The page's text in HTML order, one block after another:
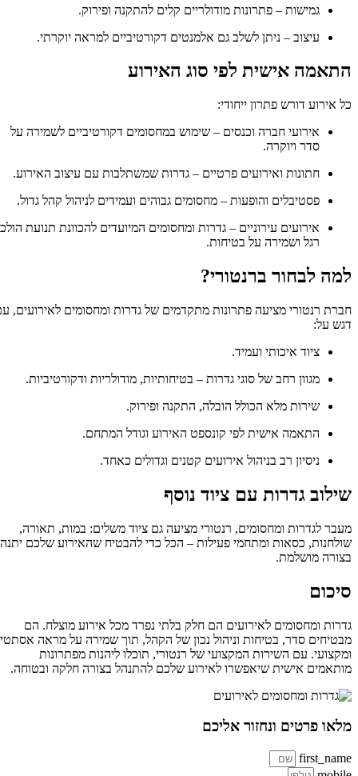
גמישות – פתרונות מודולריים קלים להתקנה ופירוק.
עיצוב – ניתן לשלב גם אלמנטים דקורטיביים למראה יוקרתי.
התאמה אישית לפי סוג האירוע
כל אירוע דורש פתרון ייחודי:
אירועי חברה וכנסים – שימוש במחסומים דקורטיביים לשמירה על
סדר ויוקרה.
חתונות ואירועים פרטיים – גדרות שמשתלבות עם עיצוב האירוע.
פסטיבלים והופעות – מחסומים גבוהים ועמידים לניהול קהל גדול.
אירועים עירוניים – גדרות ומחסומים המיועדים להכוונת תנועת הולכי
רגל ושמירה על בטיחות.
למה לבחור ברנטורי?
חברת רנטורי מציעה פתרונות מתקדמים של גדרות ומחסומים לאירועים, עם
דגש על:
ציוד איכותי ועמיד.
מגוון רחב של סוגי גדרות – בטיחותיות, מודולריות ודקורטיביות.
שירות מלא הכולל הובלה, התקנה ופירוק.
התאמה אישית לפי קונספט האירוע וגודל המתחם.
ניסיון רב בניהול אירועים קטנים וגדולים כאחד.
שילוב גדרות עם ציוד נוסף
מעבר לגדרות ומחסומים, רנטורי מציעה גם ציוד משלים: במות, תאורה,
שולחנות, כסאות ומתחמי פעילות – הכל כדי להבטיח שהאירוע שלכם יתנהל
בצורה מושלמת.
סיכום
גדרות ומחסומים לאירועים הם חלק בלתי נפרד מכל אירוע מוצלח. הם
מבטיחים סדר, בטיחות וניהול נכון של הקהל, תוך שמירה על מראה אסתטי
ומקצועי. עם השירות המקצועי של רנטורי, תוכלו ליהנות מפתרונות
מותאמים אישית שיאפשרו לאירוע שלכם להתנהל בצורה חלקה ובטוחה.
מלאו פרטים ונחזור אליכם
first_name